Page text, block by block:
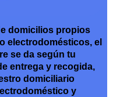
domicilios propios
electrodomésticos, el
se da según tu
entrega y recogida,
domiciliario
y